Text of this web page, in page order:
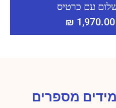
עם כרטיס
מספרים